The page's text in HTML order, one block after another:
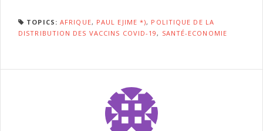
TOPICS: AFRIQUE, PAUL EJIME *), POLITIQUE DE LA
DISTRIBUTION DES VACCINS COVID-19, SANTÉ-ECONOMIE